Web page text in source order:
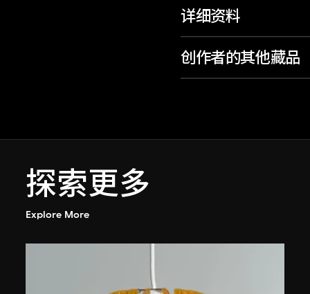
详细资料
创作者的其他藏品
探索更多
Explore More